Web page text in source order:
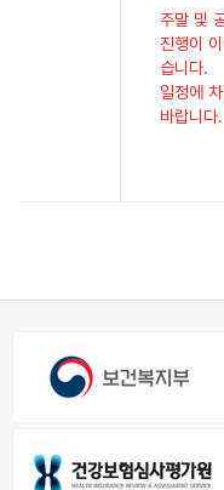
주말 및
진행이
습니다.
일정에
바랍니다.